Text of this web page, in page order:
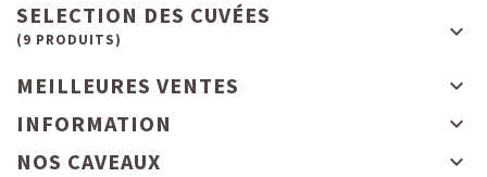
SELECTION DES CUVÉES
(9 PRODUITS)
MEILLEURES VENTES
INFORMATION
NOS CAVEAUX